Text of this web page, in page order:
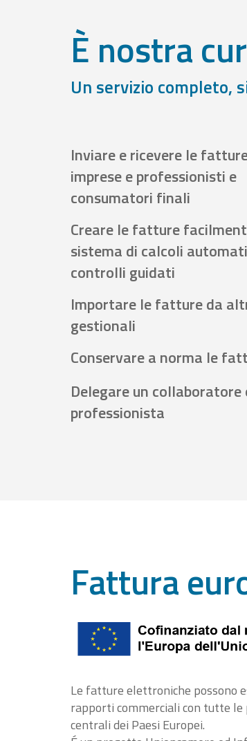
È nostra
Un servizio completo,
Inviare e ricevere le
imprese e professionisti e
consumatori finali
Creare le fatture
sistema di calcoli
controlli guidati
Importare le fatture da
gestionali
Conservare a norma le
Delegare un collaboratore
professionista
Fattura
Le fatture elettroniche possono
rapporti commerciali con tutte
centrali dei Paesi Europei.